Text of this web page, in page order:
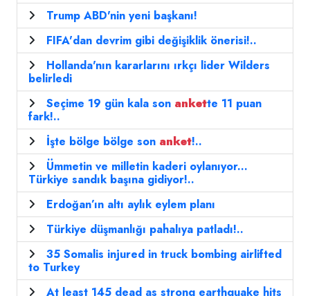
Trump ABD'nin yeni başkanı!
FIFA'dan devrim gibi değişiklik önerisi!..
Hollanda'nın kararlarını ırkçı lider Wilders
belirledi
Seçime 19 gün kala son ankette 11 puan
fark!..
İşte bölge bölge son anket!..
Ümmetin ve milletin kaderi oylanıyor...
Türkiye sandık başına gidiyor!..
Erdoğan’ın altı aylık eylem planı
Türkiye düşmanlığı pahalıya patladı!..
35 Somalis injured in truck bombing airlifted
to Turkey
At least 145 dead as strong earthquake hits